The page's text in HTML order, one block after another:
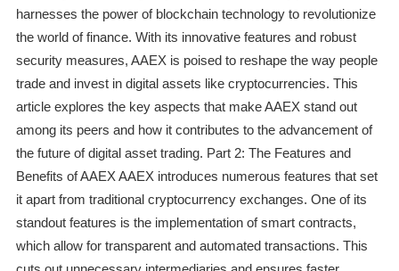
harnesses the power of blockchain technology to revolutionize
the world of finance. With its innovative features and robust
security measures, AAEX is poised to reshape the way people
trade and invest in digital assets like cryptocurrencies. This
article explores the key aspects that make AAEX stand out
among its peers and how it contributes to the advancement of
the future of digital asset trading. Part 2: The Features and
Benefits of AAEX AAEX introduces numerous features that set
it apart from traditional cryptocurrency exchanges. One of its
standout features is the implementation of smart contracts,
which allow for transparent and automated transactions. This